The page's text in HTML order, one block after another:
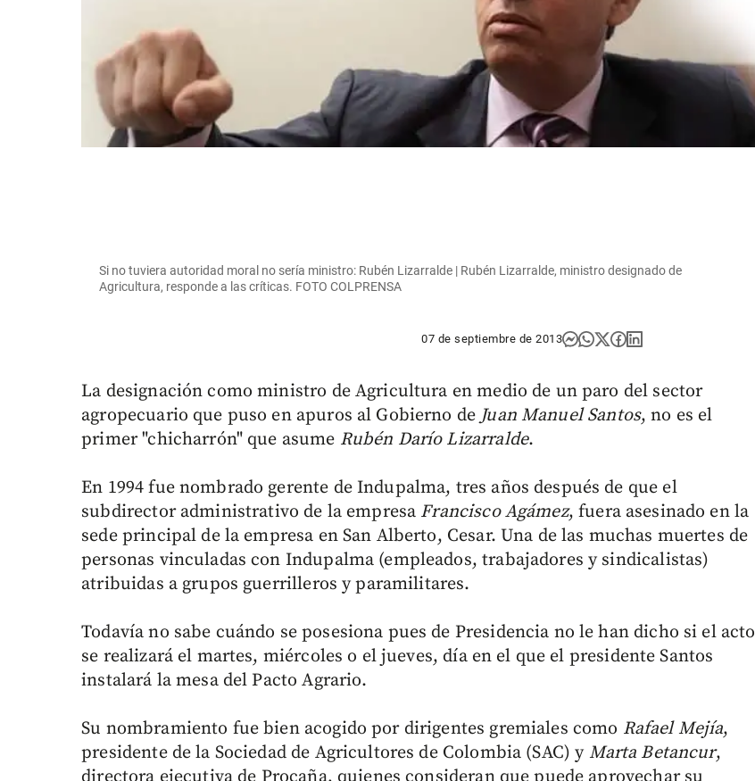
Si no tuviera autoridad moral no sería ministro: Rubén Lizarralde | Rubén Lizarralde, ministro designado de
Agricultura, responde a las críticas. FOTO COLPRENSA
07 de septiembre de 2013
La designación como ministro de Agricultura en medio de un paro del sector
agropecuario que puso en apuros al Gobierno deJuan Manuel Santos, no es el
primer "chicharrón" que asume Rubén Darío Lizarralde.
En 1994 fue nombrado gerente de Indupalma, tres años después de que el
subdirector administrativo de la empresa Francisco Agámez, fuera asesinado en la
sede principal de la empresa en San Alberto, Cesar. Una de las muchas muertes de
personas vinculadas con Indupalma (empleados, trabajadores y sindicalistas)
atribuidas a grupos guerrilleros y paramilitares.
Todavía no sabe cuándo se posesiona pues de Presidencia no le han dicho si el acto
se realizará el martes, miércoles o el jueves, día en el que el presidente Santos
instalará la mesa del Pacto Agrario.
Su nombramiento fue bien acogido por dirigentes gremiales como Rafael Mejía,
presidente de la Sociedad de Agricultores de Colombia (SAC) y Marta Betancur,